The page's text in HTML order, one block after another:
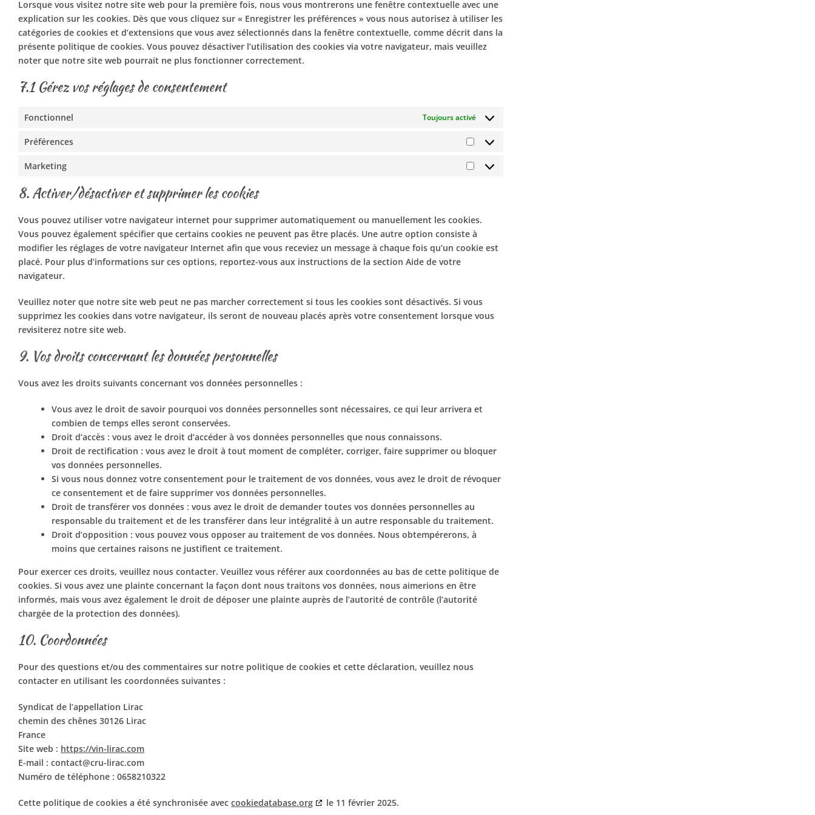
Lorsque vous visitez notre site web pour la première fois, nous vous montrerons une fenêtre contextuelle avec une
explication sur les cookies. Dès que vous cliquez sur « Enregistrer les préférences » vous nous autorisez à utiliser les
catégories de cookies et d’extensions que vous avez sélectionnés dans la fenêtre contextuelle, comme décrit dans la
présente politique de cookies. Vous pouvez désactiver l’utilisation des cookies via votre navigateur, mais veuillez
noter que notre site web pourrait ne plus fonctionner correctement.
7.1 Gérez vos réglages de consentement
Fonctionnel Toujours activé
Préférences
Préférences
Marketing
Marketing
8. Activer/désactiver et supprimer les cookies
Vous pouvez utiliser votre navigateur internet pour supprimer automatiquement ou manuellement les cookies.
Vous pouvez également spécifier que certains cookies ne peuvent pas être placés. Une autre option consiste à
modifier les réglages de votre navigateur Internet afin que vous receviez un message à chaque fois qu’un cookie est
placé. Pour plus d’informations sur ces options, reportez-vous aux instructions de la section Aide de votre
navigateur.
Veuillez noter que notre site web peut ne pas marcher correctement si tous les cookies sont désactivés. Si vous
supprimez les cookies dans votre navigateur, ils seront de nouveau placés après votre consentement lorsque vous
revisiterez notre site web.
9. Vos droits concernant les données personnelles
Vous avez les droits suivants concernant vos données personnelles :
Vous avez le droit de savoir pourquoi vos données personnelles sont nécessaires, ce qui leur arrivera et
combien de temps elles seront conservées.
Droit d’accès : vous avez le droit d’accéder à vos données personnelles que nous connaissons.
Droit de rectification : vous avez le droit à tout moment de compléter, corriger, faire supprimer ou bloquer
vos données personnelles.
Si vous nous donnez votre consentement pour le traitement de vos données, vous avez le droit de révoquer
ce consentement et de faire supprimer vos données personnelles.
Droit de transférer vos données : vous avez le droit de demander toutes vos données personnelles au
responsable du traitement et de les transférer dans leur intégralité à un autre responsable du traitement.
Droit d’opposition : vous pouvez vous opposer au traitement de vos données. Nous obtempérerons, à
moins que certaines raisons ne justifient ce traitement.
Pour exercer ces droits, veuillez nous contacter. Veuillez vous référer aux coordonnées au bas de cette politique de
cookies. Si vous avez une plainte concernant la façon dont nous traitons vos données, nous aimerions en être
informés, mais vous avez également le droit de déposer une plainte auprès de l’autorité de contrôle (l’autorité
chargée de la protection des données).
10. Coordonnées
Pour des questions et/ou des commentaires sur notre politique de cookies et cette déclaration, veuillez nous
contacter en utilisant les coordonnées suivantes :
Syndicat de l’appellation Lirac
chemin des chênes 30126 Lirac
France
Site web : https://vin-lirac.com
E-mail : contact@cru-lirac.com
Numéro de téléphone : 0658210322
Cette politique de cookies a été synchronisée avec cookiedatabase.org le 11 février 2025.